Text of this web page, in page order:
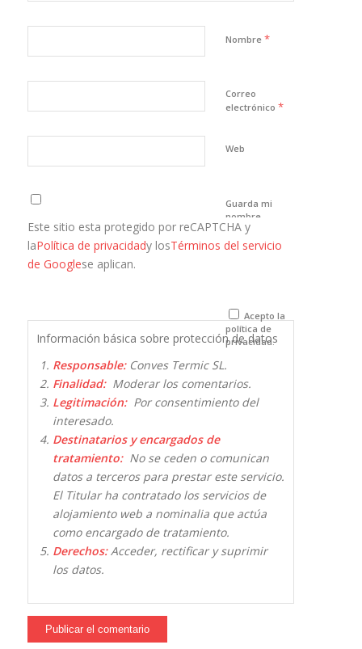
Nombre *
Correo
electrónico *
Web
Guarda mi
nombre,
correo
electrónico y
que comente.
Este sitio esta protegido por reCAPTCHA y
laPolítica de privacidady losTérminos del servicio
de Googlese aplican.
Acepto la
política de
privacidad.
Información básica sobre protección de datos
Responsable:Conves Termic SL.
Finalidad:Moderar los comentarios.
Legitimación:Por consentimiento del
interesado.
Destinatarios y encargados de
tratamiento:No se ceden o comunican
datos a terceros para prestar este servicio.
El Titular ha contratado los servicios de
alojamiento web a nominalia que actúa
como encargado de tratamiento.
Derechos:Acceder, rectificar y suprimir
los datos.